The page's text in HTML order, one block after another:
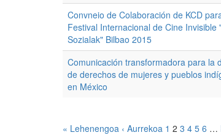
Convneio de Colaboración de KCD
Festival Internacional de Cine Invisible
Sozialak" Bilbao 2015
Comunicación transformadora para la
de derechos de mujeres y pueblos
en México
« Lehenengoa ‹ Aurrekoa 1 2 3 4 5 6 …